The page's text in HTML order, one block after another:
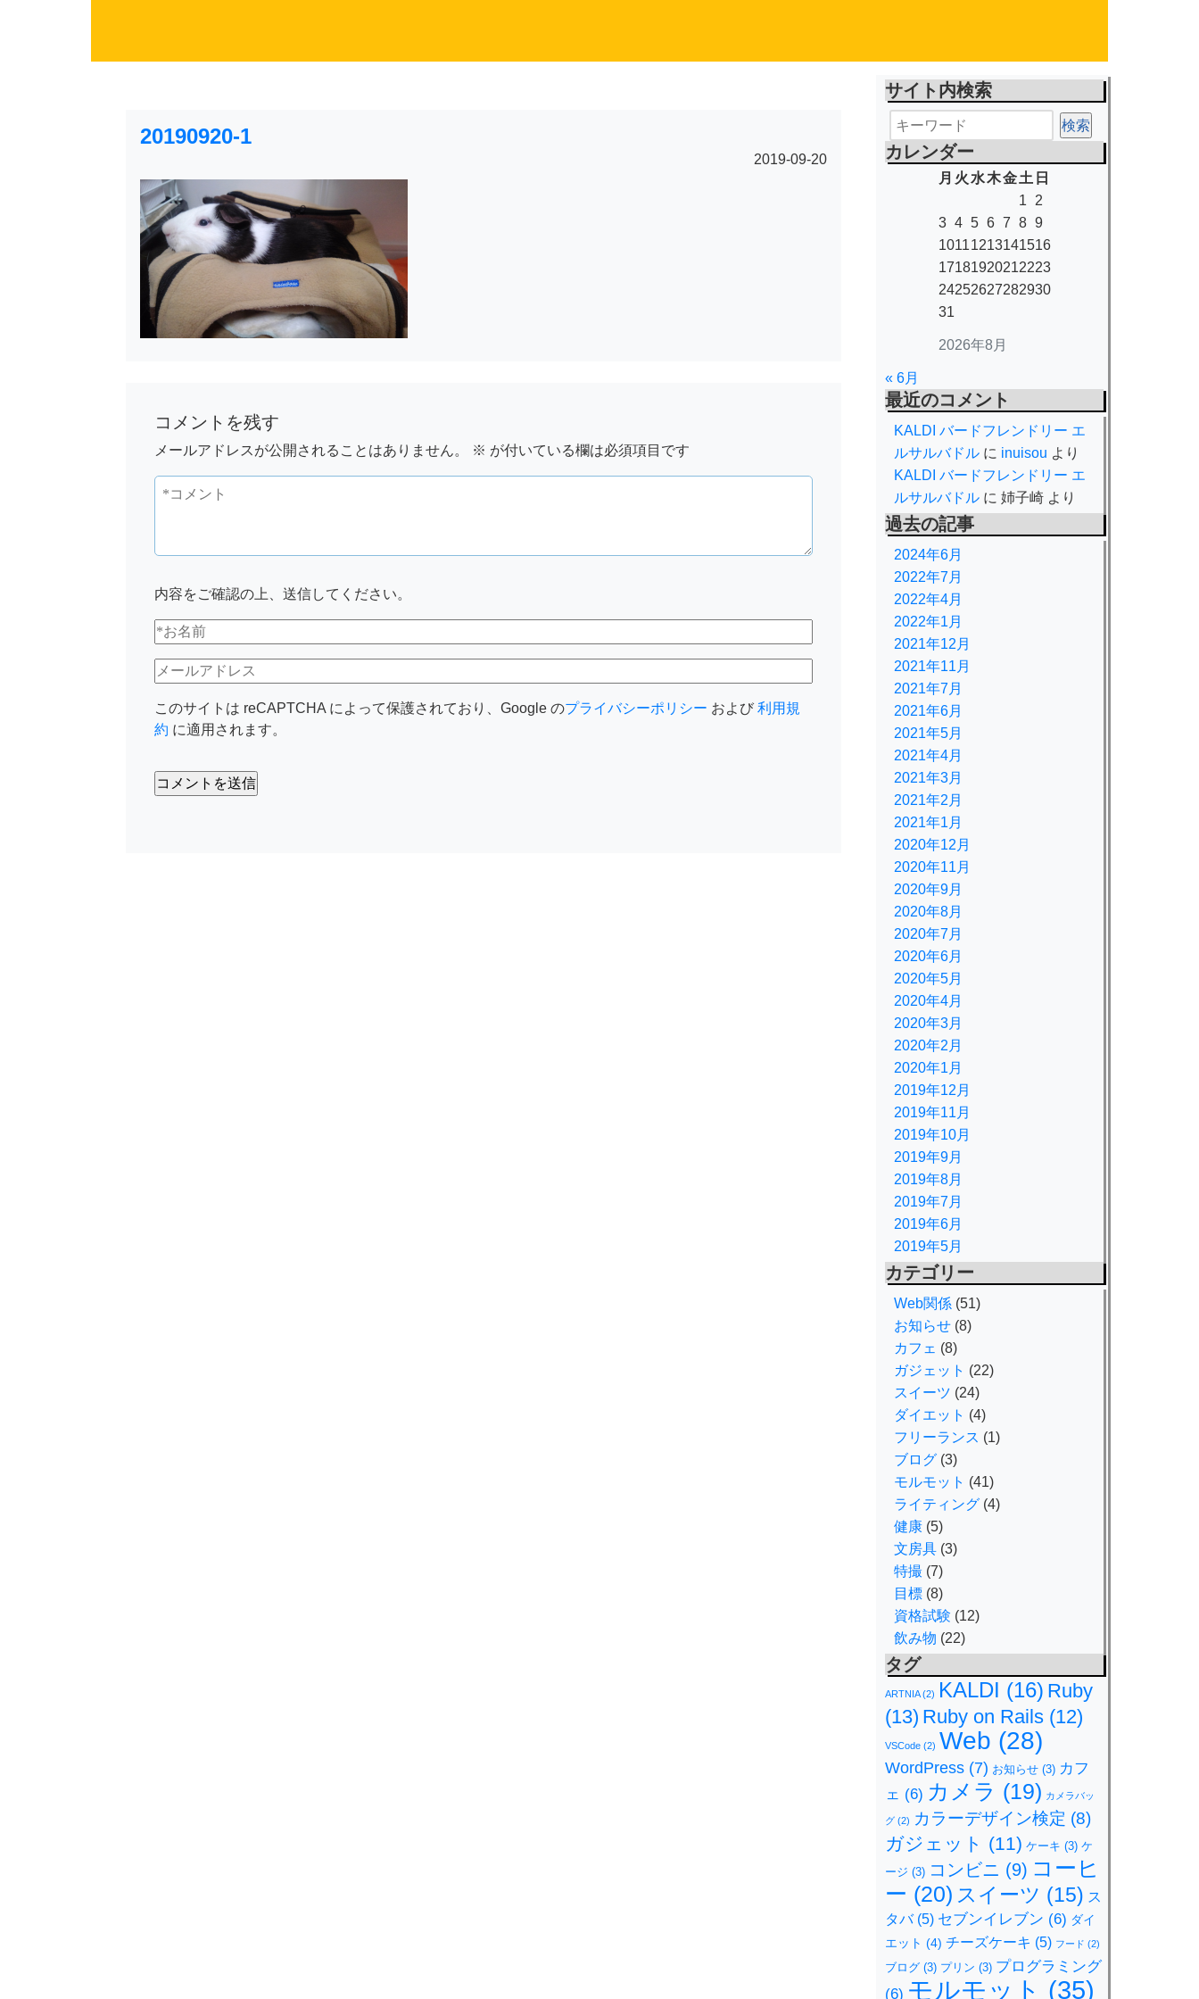
20190920-1
2019-09-20
コメントを残す
メールアドレスが公開されることはありません。 ※ が付いている欄は必須項目です
内容をご確認の上、送信してください。
このサイトは reCAPTCHA によって保護されており、Google のプライバシーポリシー および 利用規
約 に適用されます。
サイト内検索
カレンダー
2026年8月
月 火 水木金 土 日
1
2
3 4 5 6 7 8 9
10111213141516
17181920212223
24252627282930
31
« 6月
最近のコメント
KALDI バードフレンドリー エ
ルサルバドル に inuisou より
KALDI バードフレンドリー エ
ルサルバドル に 姉子崎 より
過去の記事
2024年6月
2022年7月
2022年4月
2022年1月
2021年12月
2021年11月
2021年7月
2021年6月
2021年5月
2021年4月
2021年3月
2021年2月
2021年1月
2020年12月
2020年11月
2020年9月
2020年8月
2020年7月
2020年6月
2020年5月
2020年4月
2020年3月
2020年2月
2020年1月
2019年12月
2019年11月
2019年10月
2019年9月
2019年8月
2019年7月
2019年6月
2019年5月
カテゴリー
Web関係 (51)
お知らせ (8)
カフェ (8)
ガジェット (22)
スイーツ (24)
ダイエット (4)
フリーランス (1)
ブログ (3)
モルモット (41)
ライティング (4)
健康 (5)
文房具 (3)
特撮 (7)
目標 (8)
資格試験 (12)
飲み物 (22)
タグ
ARTNIA(2) KALDI (16) Ruby
(13) Ruby on Rails (12)
VSCode (2) Web (28)
WordPress (7) お知らせ (3) カフ
ェ (6) カメラ (19) カメラバッ
グ (2) カラーデザイン検定 (8)
ガジェット (11) ケーキ (3) ケ
ージ (3) コンビニ (9) コーヒ
ー (20) スイーツ (15) ス
タバ(5) セブンイレブン (6) ダイ
エット (4) チーズケーキ (5) フード (2)
ブログ (3) プリン (3) プログラミング
(6) モルモット (35)